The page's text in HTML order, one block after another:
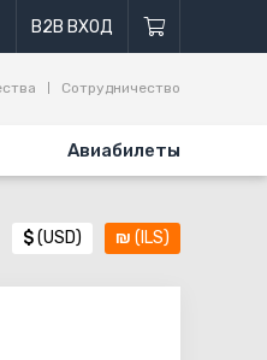
B2B ВХОД
Авиабилеты
Сотрудничество
$(USD) ₪ (ILS)